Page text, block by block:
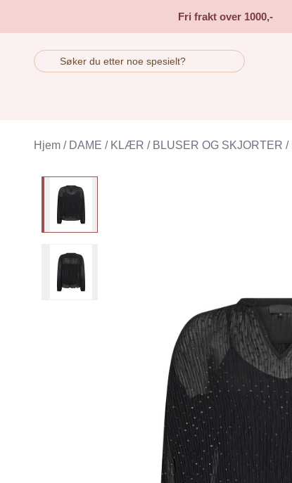
Fri frakt over 1000,-
Hjem / DAME / KLÆR / BLUSER OG SKJORTER /